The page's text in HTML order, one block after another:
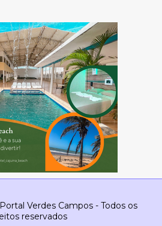
Verdes Campos - Todos os
reservados